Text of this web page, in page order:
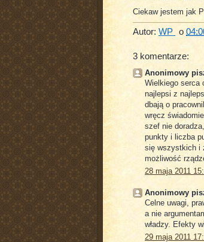
Ciekaw jestem jak
Autor: WP o
3 komentarze:
Anonimowy
Wielkiego serca
najlepsi z
dbają o
wręcz
szef nie
punkty i liczba
się wszystkich i
możliwość
28 maja 2011
Anonimowy
Celne uwagi,
a nie
władzy. Efekty
29 maja 2011